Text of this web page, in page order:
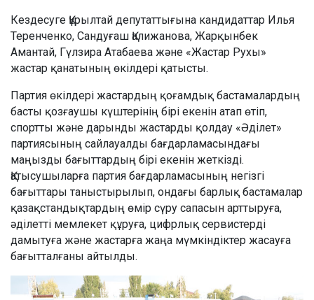
Кездесуге Құрылтай депутаттығына кандидаттар Илья
Теренченко, Сандуғаш Қалижанова, Жарқынбек
Амантай, Гүлзира Атабаева және «Жастар Рухы»
жастар қанатының өкілдері қатысты.
Партия өкілдері жастардың қоғамдық бастамалардың
басты қозғаушы күштерінің бірі екенін атап өтіп,
спортты және дарынды жастарды қолдау «Әділет»
партиясының сайлауалды бағдарламасындағы
маңызды бағыттардың бірі екенін жеткізді.
Қатысушыларға партия бағдарламасының негізгі
бағыттары таныстырылып, ондағы барлық бастамалар
қазақстандықтардың өмір сүру сапасын арттыруға,
әділетті мемлекет құруға, цифрлық сервистерді
дамытуға және жастарға жаңа мүмкіндіктер жасауға
бағытталғаны айтылды.